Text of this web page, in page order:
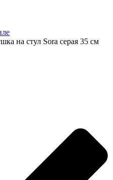
на стул Sora серая 35 см